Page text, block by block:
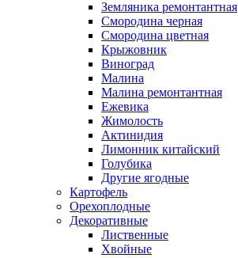
Земляника ремонтантная
Смородина черная
Смородина цветная
Крыжовник
Виноград
Малина
Малина ремонтантная
Ежевика
Жимолость
Актинидия
Лимонник китайский
Голубика
Другие ягодные
Картофель
Орехоплодные
Декоративные
Лиственные
Хвойные